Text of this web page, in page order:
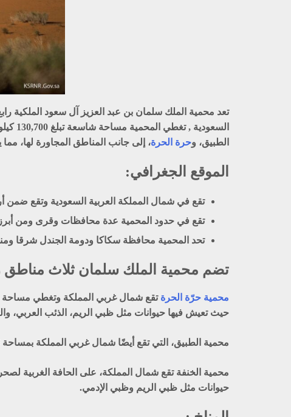
تعد محمية الملك سلمان بن عبد العزيز آل سعود الملكية
الطبيق، وحرة الحرة، إلى جانب المناطق المجاورة لها،
الموقع الجغرافي:
تقع في شمال المملكة العربية السعودية وتقع ضمن
تقع في حدود المحمية عدة محافظات وقرى ومن
تحد المحمية محافظة سكاكا ودومة الجندل شرقا
تضم محمية الملك سلمان ثلاث مناطق
محمية حرّة الحرة
حيث تعيش فيها حيوانات مثل ظبي الريم، الذئب العربي،
محمية الطبيق، التي تقع أيضًا شمال غربي المملكة بمساحة 12105 كلم²، تتميز بجبالها الوعرة وأوديتها وصخورها الرسوبية. رغم فقر غطائها النباتي، تشتهر بوجود حيوان الوعل.
محمية الخنفة
حيوانات مثل ظبي الريم وظبي الإدمي.